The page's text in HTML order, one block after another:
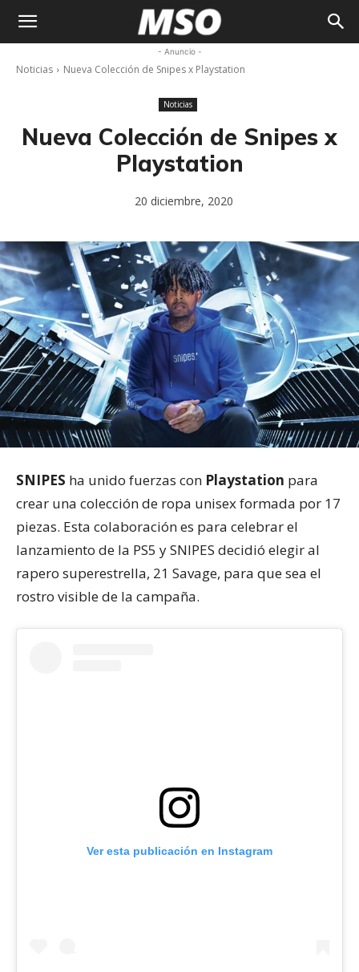
Sneaker
- Anuncio -
Noticias Nueva Colección de Snipes x Playstation
Noticias
Nueva Colección de Snipes x
Playstation
20 diciembre, 2020
SNIPES ha unido fuerzas con Playstation para
crear una colección de ropa unisex formada por 17
piezas. Esta colaboración es para celebrar el
lanzamiento de la PS5 y SNIPES decidió elegir al
rapero superestrella, 21 Savage, para que sea el
rostro visible de la campaña.
Ver esta publicación en Instagram